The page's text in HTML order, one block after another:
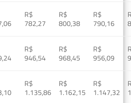
R$
782,27
R$
800,38
R$
790,16
R$
946,54
R$
968,45
R$
956,09
R$
1.135,86
R$
1.162,15
R$
1.147,32